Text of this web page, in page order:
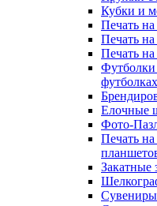
Кубки и
Печать
Печать
Печать
Футболки
Елочные
Фото-
Печать на
Закатные
Сувениры